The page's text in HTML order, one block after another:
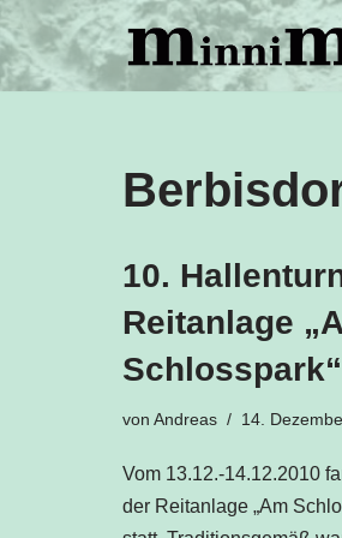
Zum
10.
Reitanlage
von Andreas 14.
Vom 13.12.-14.12.2010
der Reitanlage „Am